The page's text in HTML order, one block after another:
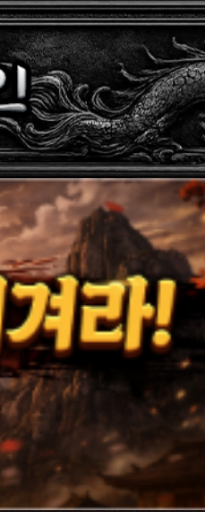
지 [D-
오픈 [공지]